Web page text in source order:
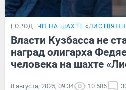
ГОРОД ЧП НА ШАХТЕ
Власти Кузбасса не
наград олигарха
человека на шахте
8 августа, 2025, 09:34 10 586